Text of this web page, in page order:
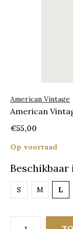
American Vintage
American
€55,00
Op voorraad
Beschikbaar
S M L